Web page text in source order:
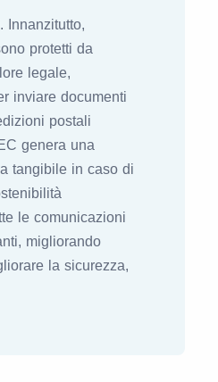
Innanzitutto,
protetti da
legale,
inviare documenti
postali
genera una
tangibile in caso di
le comunicazioni
migliorando
la sicurezza,